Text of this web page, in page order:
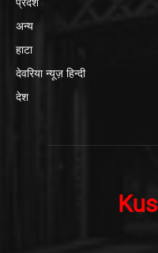
अन्य
हाटा
देवरिया न्यूज़ हिन्दी
देश